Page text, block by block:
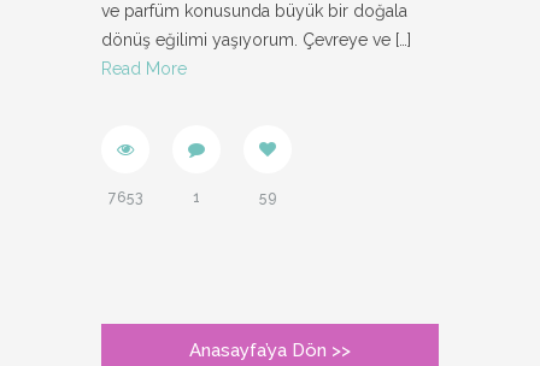
ve parfüm konusunda büyük bir doğala
dönüş eğilimi yaşıyorum. Çevreye ve […]
Read More
7653 1 59
Anasayfa’ya Dön >>